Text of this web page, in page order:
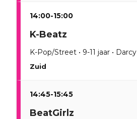
14:00-15:00
K-Beatz
K-Pop/Street • 9-11 jaar • Darcy
Zuid
14:45-15:45
BeatGirlz